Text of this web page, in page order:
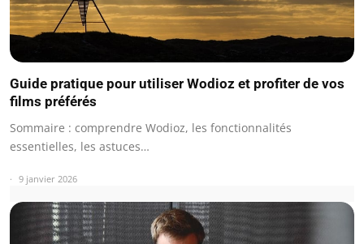
Guide pratique pour utiliser Wodioz et profiter de vos
films préférés
Sommaire : comprendre Wodioz, les fonctionnalités
essentielles, les astuces…
9 janvier 2026